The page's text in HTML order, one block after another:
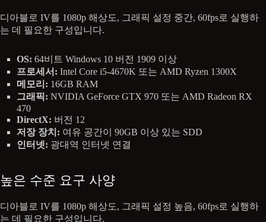
디아블로 IV를 1080p 해상도, 그래픽 설정 중간, 60fps로 실행하
는 데 필요한 구성입니다.
OS: 64비트 Windows 10 버전 1909 이상
프로세서: Intel Core i5-4670K 또는 AMD Ryzen 1300X
메모리: 16GB RAM
그래픽: NVIDIA GeForce GTX 970 또는 AMD Radeon RX
470
DirectX: 버전 12
저장 장치: 여유 공간이 90GB 이상 있는 SDD
인터넷: 광대역 인터넷 연결
높은 수준 요구 사양
디아블로 IV를 1080p 해상도, 그래픽 설정 높음, 60fps로 실행하
는 데 필요한 구성입니다.